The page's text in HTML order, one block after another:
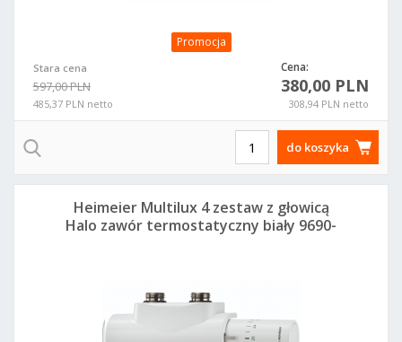
Promocja
Stara cena
597,00 PLN
485,37 PLN netto
Cena:
380,00 PLN
308,94 PLN netto
do koszyka
Heimeier Multilux 4 zestaw z głowicą
Halo zawór termostatyczny biały 9690-